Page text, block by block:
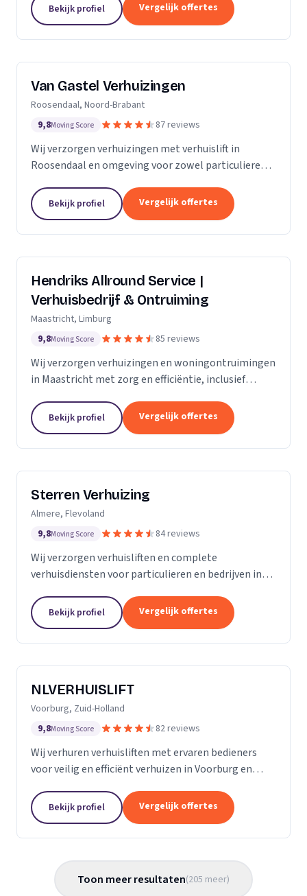
Bekijk profiel Vergelijk offertes
Van Gastel Verhuizingen
Roosendaal, Noord-Brabant
9,8Moving Score 87 reviews
Wij verzorgen verhuizingen met verhuislift in
Roosendaal en omgeving voor zowel particulieren
Bekijk profiel Vergelijk offertes
Hendriks Allround Service |
Verhuisbedrijf & Ontruiming
Maastricht, Limburg
9,8Moving Score 85 reviews
Wij verzorgen verhuizingen en woningontruimingen
in Maastricht met zorg en efficiëntie, inclusief
Bekijk profiel Vergelijk offertes
Sterren Verhuizing
Almere, Flevoland
9,8Moving Score 84 reviews
Wij verzorgen verhuisliften en complete
verhuisdiensten voor particulieren en bedrijven in
Bekijk profiel Vergelijk offertes
NLVERHUISLIFT
Voorburg, Zuid-Holland
9,8Moving Score 82 reviews
Wij verhuren verhuisliften met ervaren bedieners
voor veilig en efficiënt verhuizen in Voorburg en
Bekijk profiel Vergelijk offertes
Toon meer resultaten(205 meer)